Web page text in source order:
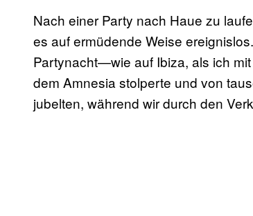
Nach einer Party nach Haue zu
es auf ermüdende Weise
Partynacht—wie auf Ibiza, als ich
dem Amnesia stolperte und von
jubelten, während wir durch den